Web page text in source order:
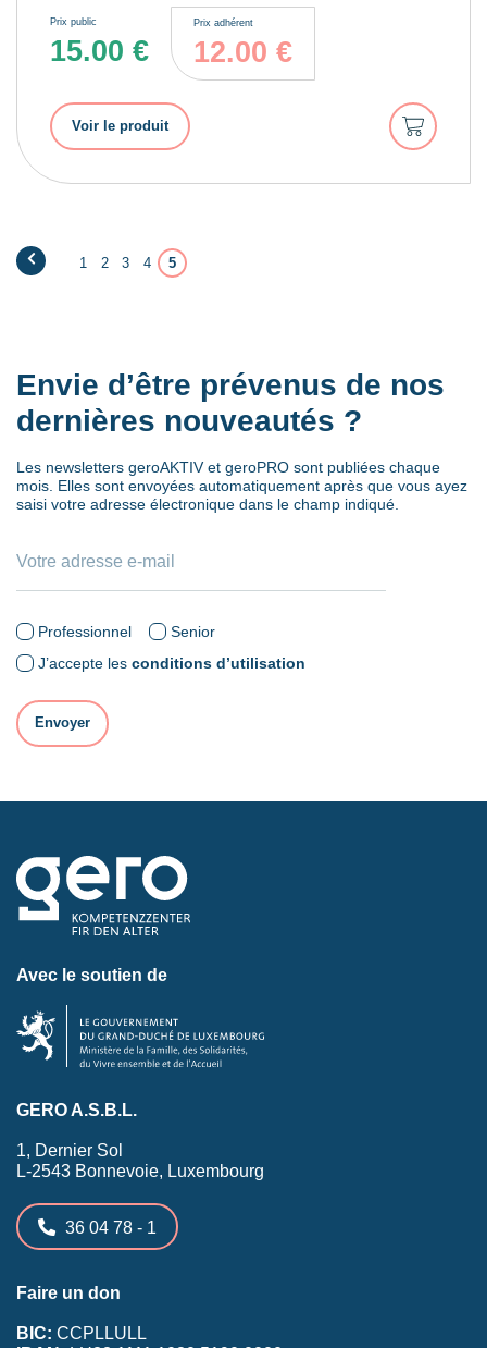
Prix public
15.00 €
Prix adhérent
12.00 €
Voir le produit
Ajouter
au
panier
←
1 2 3 4 5
Envie d’être prévenus de nos
dernières nouveautés ?
Les newsletters geroAKTIV et geroPRO sont publiées chaque
mois. Elles sont envoyées automatiquement après que vous ayez
saisi votre adresse électronique dans le champ indiqué.
Professionnel
Senior
J’accepte les conditions d’utilisation
Avec le soutien de
GERO A.S.B.L.
1, Dernier Sol
L-2543 Bonnevoie, Luxembourg
36 04 78 - 1
Faire un don
BIC: CCPLLULL